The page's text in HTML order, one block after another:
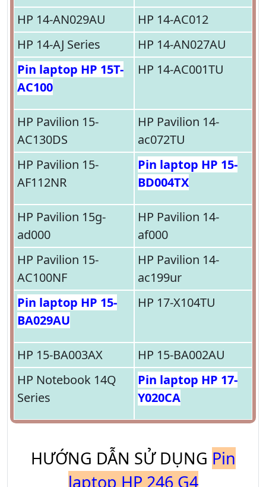
HP 14-AN029AU
HP 14-AC012
HP 14-AJ Series
HP 14-AN027AU
Pin laptop HP 15T-
AC100
HP 14-AC001TU
HP Pavilion 15-
AC130DS
HP Pavilion 14-
ac072TU
HP Pavilion 15-
AF112NR
Pin laptop HP 15-
BD004TX
HP Pavilion 15g-
ad000
HP Pavilion 14-
af000
HP Pavilion 15-
AC100NF
HP Pavilion 14-
ac199ur
Pin laptop HP 15-
BA029AU
HP 17-X104TU
HP 15-BA003AX
HP 15-BA002AU
HP Notebook 14Q
Series
Pin laptop HP 17-
Y020CA
HƯỚNG DẪN SỬ DỤNG Pin
laptop HP 246 G4